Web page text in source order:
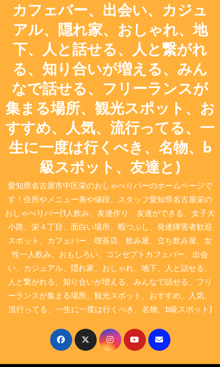
カフェバー、出会い、カジュ
アル、隠れ家、おしゃれ、地
下、人と話せる、人と繋がれ
る、知り合いが増える、みん
なで話せる、フリーランスが
集まる場所、観光スポット、お
すすめ、人気、流行ってる、一
生に一度は行くべき、名物、b
級スポット、友達と)
愛知県名古屋市中区栄のおしゃべりバーのホームページで
す！住所やメニュー表や値段、スタッフ愛知県名古屋栄の
おしゃべりバー(1人飲み、友達作り、友達ができる、女子大
小路、栄４丁目、面白い場所、暇つぶし、発達障害者歓迎
スポット、カフェバー、喫茶店、飲み屋、立ち飲み屋、女
性一人飲み、おもしろい、コンセプトカフェバー、出会
い、カジュアル、隠れ家、おしゃれ、地下、人と話せる、
人と繋がれる、知り合いが増える、みんなで話せる、フリ
ーランスが集まる場所、観光スポット、おすすめ、人気、
流行ってる、一生に一度は行くべき、名物、b級スポット)